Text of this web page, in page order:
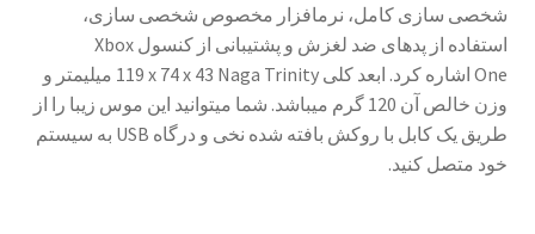
شخصی سازی کامل، نرم­افزار مخصوص شخصی سازی،
استفاده از پدهای ضد لغزش و پشتیبانی از کنسول Xbox
Oneاشاره کرد. ابعد کلی Naga Trinity
119 x 74 x 43 میلی­متر و
وزن خالص آن 120 گرم می­باشد. شما می­توانید این موس زیبا را از
طریق یک کابل با روکش بافته شده نخی و درگاه USB به سیستم
خود متصل کنید.